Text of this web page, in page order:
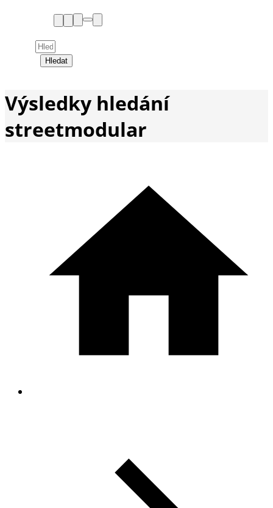
Hledat
Výsledky hledání
streetmodular